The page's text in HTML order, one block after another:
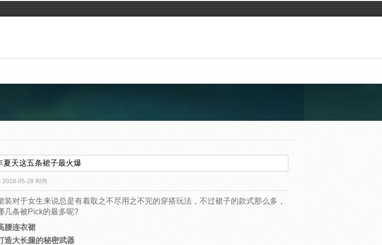
夏天这五条裙子最火爆
2018-05-28 时尚
装对于女生来说总是有着取之不尽用之不完的穿搭玩法，不过裙子的款式那么多，
几条被Pick的最多呢?
腰连衣裙
造大长腿的秘密武器